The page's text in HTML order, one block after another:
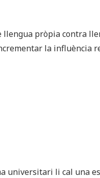
pròpia contra
la influència
universitari li cal una